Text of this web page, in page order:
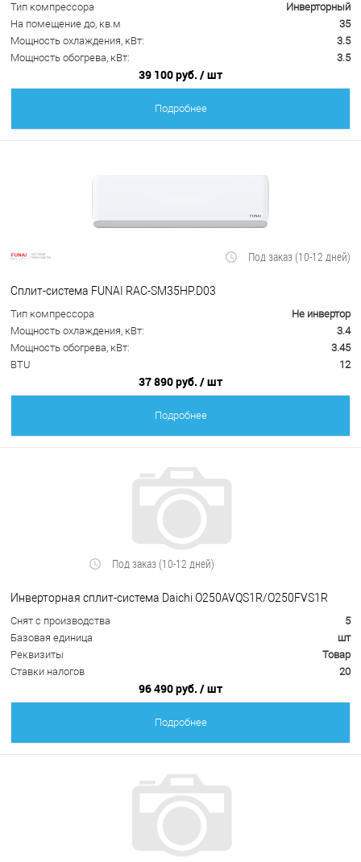
Тип компрессора
Инверторный
На помещение до, кв.м
35
Мощность охлаждения, кВт:
3.5
Мощность обогрева, кВт:
3.5
39 100 руб. / шт
Подробнее
Под заказ (10-12 дней)
Сплит-система FUNAI RAC-SM35HP.D03
Тип компрессора
Не инвертор
Мощность охлаждения, кВт:
3.4
Мощность обогрева, кВт:
3.45
BTU
12
37 890 руб. / шт
Подробнее
Под заказ (10-12 дней)
Инверторная сплит-система Daichi O250AVQS1R/O250FVS1R
Снят с производства
5
Базовая единица
шт
Реквизиты
Товар
Ставки налогов
20
96 490 руб. / шт
Подробнее